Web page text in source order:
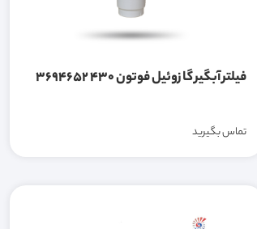
فیلتر آبگیر گازوئیل فوتون 430 3694652
تماس بگیرید